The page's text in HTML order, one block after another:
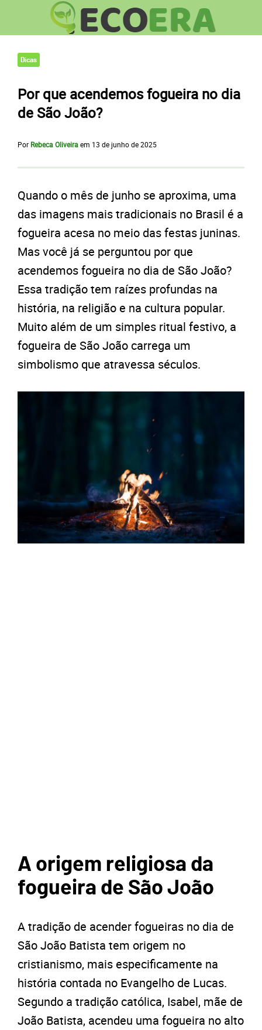
Dicas
Por que acendemos fogueira no dia
de São João?
Por Rebeca Oliveiraem 13 de junho de 2025
Quando o mês de junho se aproxima, uma
das imagens mais tradicionais no Brasil é a
fogueira acesa no meio das festas juninas.
Mas você já se perguntou por que
acendemos fogueira no dia de São João?
Essa tradição tem raízes profundas na
história, na religião e na cultura popular.
Muito além de um simples ritual festivo, a
fogueira de São João carrega um
simbolismo que atravessa séculos.
A origem religiosa da
fogueira de São João
A tradição de acender fogueiras no dia de
São João Batista tem origem no
cristianismo, mais especificamente na
história contada no Evangelho de Lucas.
Segundo a tradição católica, Isabel, mãe de
João Batista, acendeu uma fogueira no alto